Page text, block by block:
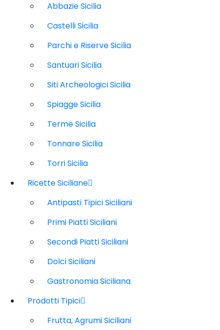
Abbazie Sicilia
Castelli Sicilia
Parchi e Riserve Sicilia
Santuari Sicilia
Siti Archeologici Sicilia
Spiagge Sicilia
Terme Sicilia
Tonnare Sicilia
Torri Sicilia
Ricette Siciliane
Antipasti Tipici Siciliani
Primi Piatti Siciliani
Secondi Piatti Siciliani
Dolci Siciliani
Gastronomia Siciliana
Prodotti Tipici
Frutta, Agrumi Siciliani